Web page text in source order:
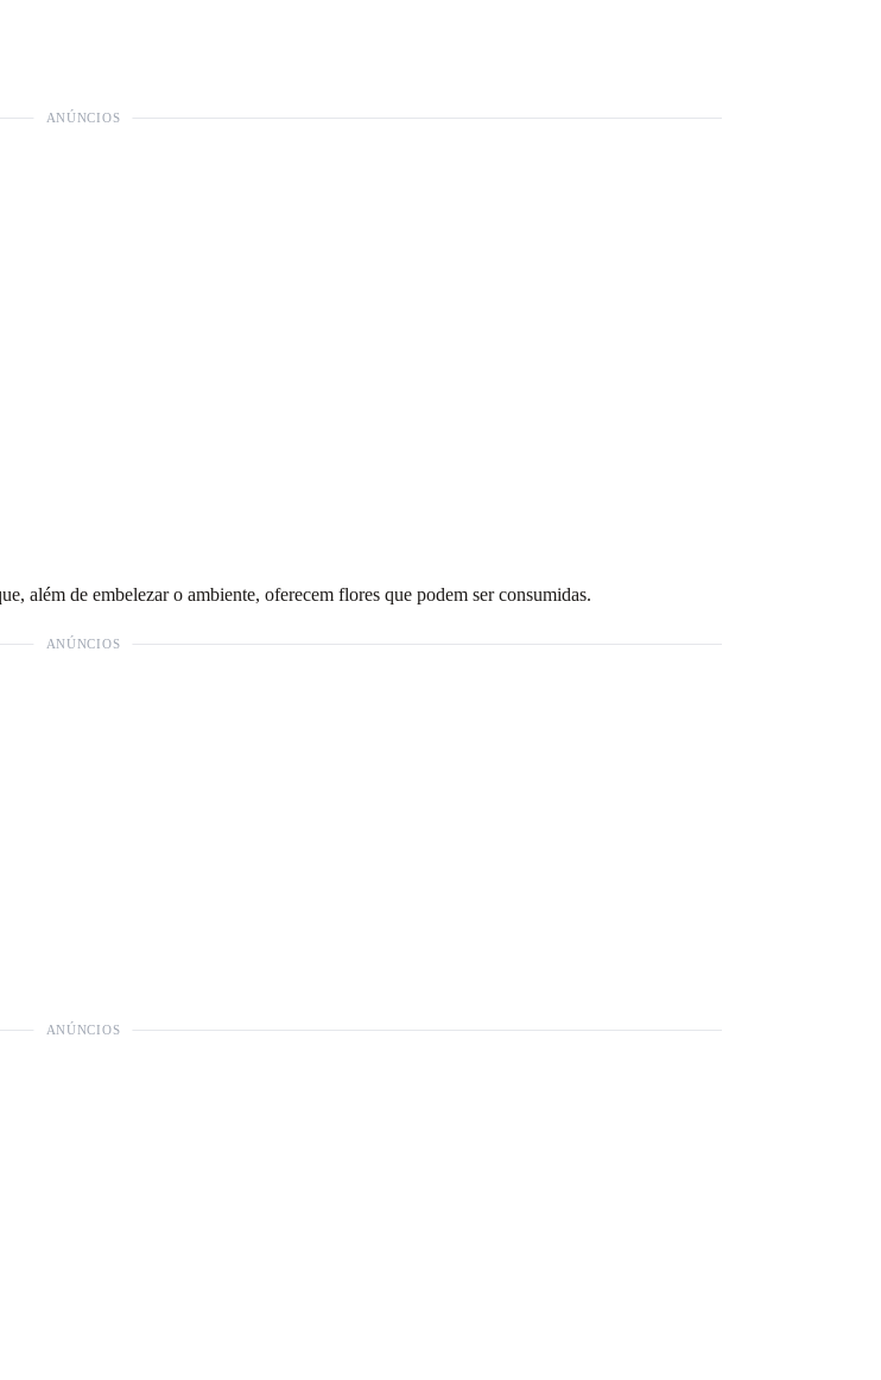
ANÚNCIOS
além de embelezar o ambiente, oferecem flores que podem ser consumidas.
ANÚNCIOS
ANÚNCIOS